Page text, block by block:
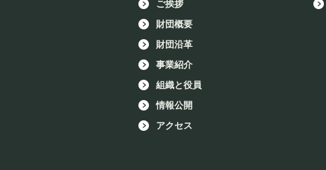
ご挨拶
財団概要
財団沿革
事業紹介
組織と役員
情報公開
アクセス